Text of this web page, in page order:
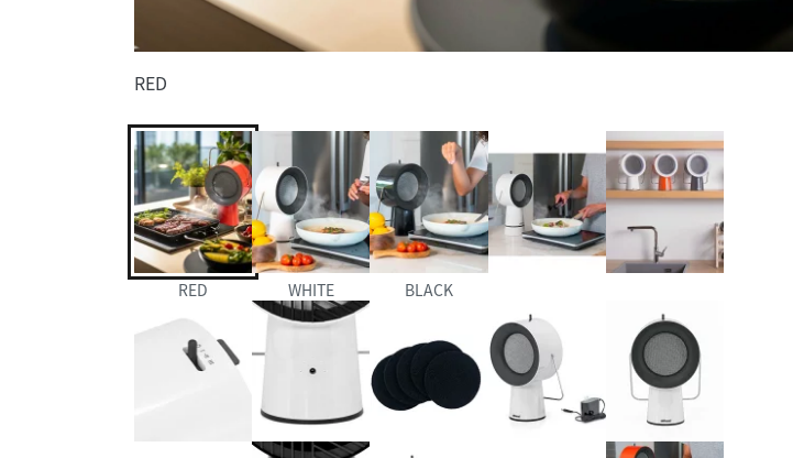
RED
RED WHITE BLACK